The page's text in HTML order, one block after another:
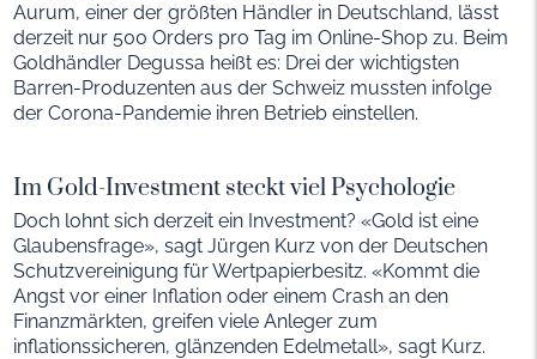
Aurum, einer der größten Händler in Deutschland, lässt
derzeit nur 500 Orders pro Tag im Online-Shop zu. Beim
Goldhändler Degussa heißt es: Drei der wichtigsten
Barren-Produzenten aus der Schweiz mussten infolge
der Corona-Pandemie ihren Betrieb einstellen.
Im Gold-Investment steckt viel Psychologie
Doch lohnt sich derzeit ein Investment? «Gold ist eine
Glaubensfrage», sagt Jürgen Kurz von der Deutschen
Schutzvereinigung für Wertpapierbesitz. «Kommt die
Angst vor einer Inflation oder einem Crash an den
Finanzmärkten, greifen viele Anleger zum
inflationssicheren, glänzenden Edelmetall», sagt Kurz.